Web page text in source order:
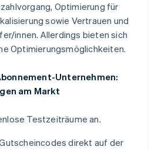
Optimierung für
sowie Vertrauen und
innen. Allerdings bieten sich
Optimierungsmöglichkeiten.
Unternehmen:
am Markt
Testzeiträume an.
direkt auf der